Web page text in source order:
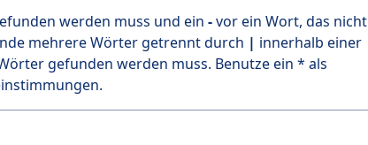
werden muss und ein -vor ein Wort, das nicht
mehrere Wörter getrennt durch | innerhalb einer
gefunden werden muss. Benutze ein * als